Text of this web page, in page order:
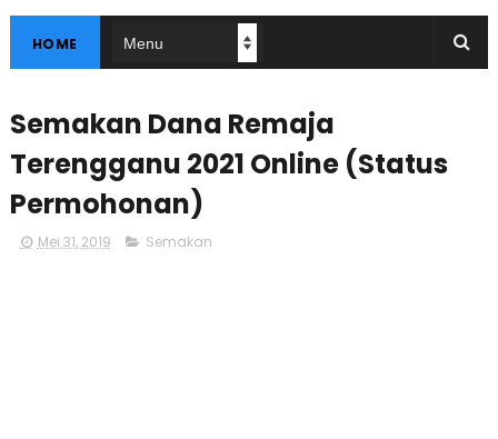
HOME
Semakan Dana Remaja
Terengganu 2021 Online (Status
Permohonan)
Mei 31, 2019 Semakan